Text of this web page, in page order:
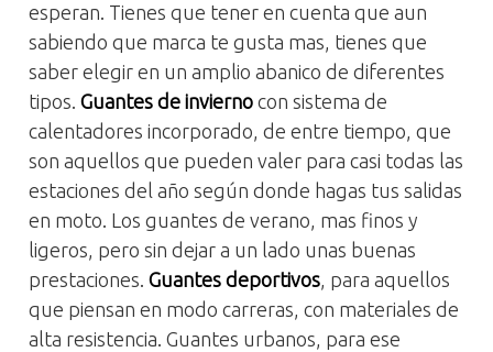
esperan. Tienes que tener en cuenta que aun
sabiendo que marca te gusta mas, tienes que
saber elegir en un amplio abanico de diferentes
tipos. Guantes de invierno con sistema de
calentadores incorporado, de entre tiempo, que
son aquellos que pueden valer para casi todas las
estaciones del año según donde hagas tus salidas
en moto. Los guantes de verano, mas finos y
ligeros, pero sin dejar a un lado unas buenas
prestaciones. Guantes deportivos , para aquellos
que piensan en modo carreras, con materiales de
alta resistencia. Guantes urbanos, para ese